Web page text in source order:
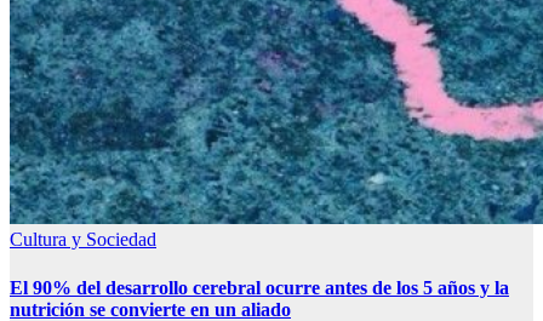
Cultura y Sociedad
El 90% del desarrollo cerebral ocurre antes de los 5 años y la
nutrición se convierte en un aliado